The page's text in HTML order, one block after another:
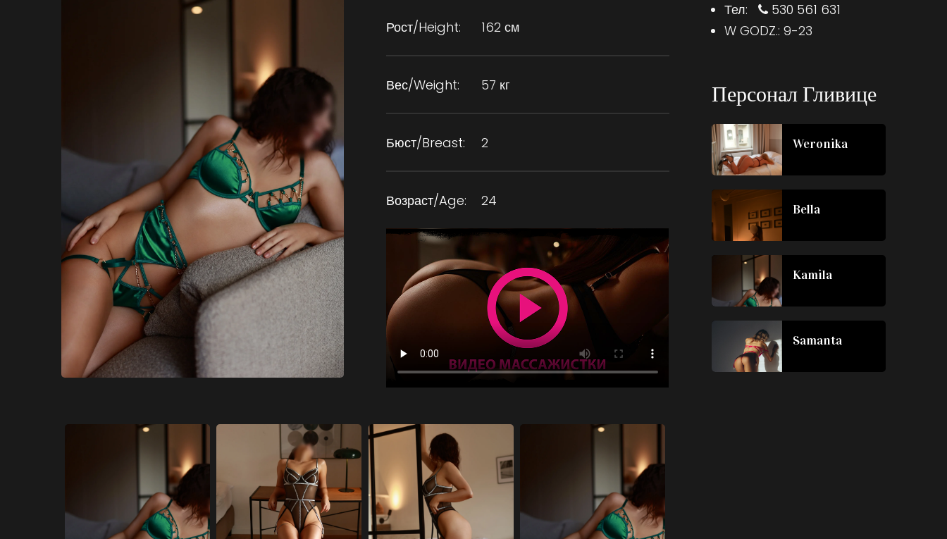
Рост/Height: 162 см
Вес/Weight: 57 кг
Бюст/Breast: 2
Возраст/Age: 24
Тел:
530 561 631
W GODZ.: 9-23
Персонал Гливице
Weronika
Bella
Kamila
Samanta